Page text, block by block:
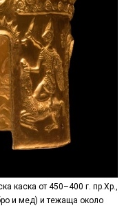
каска от 450–400 г. пр.Хр.,
и мед) и тежаща около